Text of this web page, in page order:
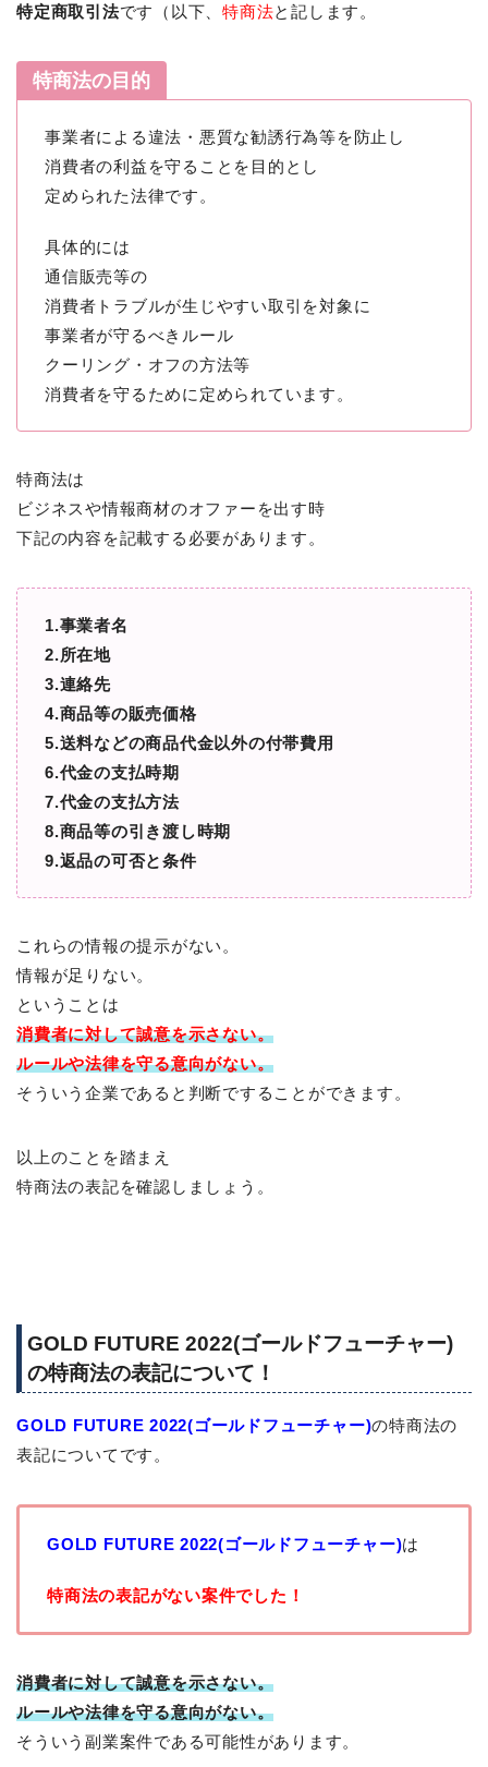
特定商取引法です（以下、特商法と記します。
特商法の目的
事業者による違法・悪質な勧誘行為等を防止し
消費者の利益を守ることを目的とし
定められた法律です。
具体的には
通信販売等の
消費者トラブルが生じやすい取引を対象に
事業者が守るべきルール
クーリング・オフの方法等
消費者を守るために定められています。
特商法は
ビジネスや情報商材のオファーを出す時
下記の内容を記載する必要があります。
1.事業者名
2.所在地
3.連絡先
4.商品等の販売価格
5.送料などの商品代金以外の付帯費用
6.代金の支払時期
7.代金の支払方法
8.商品等の引き渡し時期
9.返品の可否と条件
これらの情報の提示がない。
情報が足りない。
ということは
消費者に対して誠意を示さない。
ルールや法律を守る意向がない。
そういう企業であると判断ですることができます。
以上のことを踏まえ
特商法の表記を確認しましょう。
GOLD FUTURE 2022(ゴールドフューチャー)
の特商法の表記について！
GOLD FUTURE 2022(ゴールドフューチャー)の特商法の
表記についてです。
GOLD FUTURE 2022(ゴールドフューチャー)は
特商法の表記がない案件でした！
消費者に対して誠意を示さない。
ルールや法律を守る意向がない。
そういう副業案件である可能性があります。